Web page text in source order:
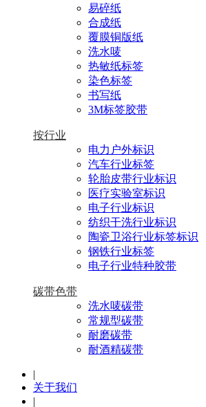
易碎纸
合成纸
覆膜铜版纸
洗水唛
热敏纸标签
染色标签
书写纸
3M标签胶带
按行业
电力户外标识
汽车行业标签
轮胎皮带行业标识
医疗实验室标识
电子行业标识
纺织干洗行业标识
陶瓷卫浴行业标签标识
钢铁行业标签
电子行业特种胶带
碳带色带
洗水唛碳带
常规型碳带
耐磨碳带
耐酒精碳带
|
关于我们
|